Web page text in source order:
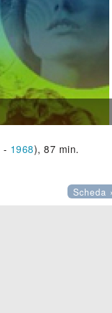
- 1968), 87 min.
Scheda